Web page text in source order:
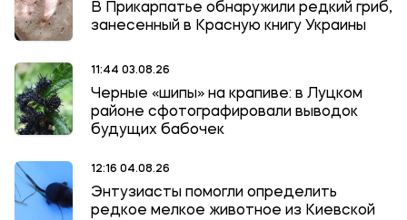
В Прикарпатье обнаружили редкий гриб,
занесенный в Красную книгу Украины
11:44 03.08.26
Черные «шипы» на крапиве: в Луцком
районе сфотографировали выводок
будущих бабочек
12:16 04.08.26
Энтузиасты помогли определить
редкое мелкое животное из Киевской